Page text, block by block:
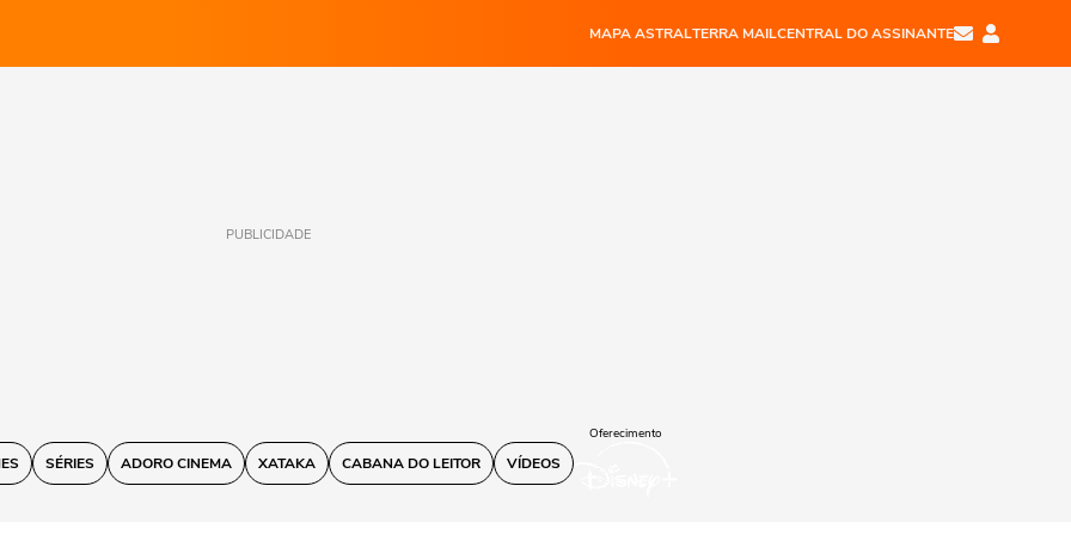
MAPA ASTRALTERRA MAILCENTRAL DO ASSINANTE
PUBLICIDADE
SÉRIES ADORO CINEMA XATAKA CABANA DO LEITOR VÍDEOS
Oferecimento